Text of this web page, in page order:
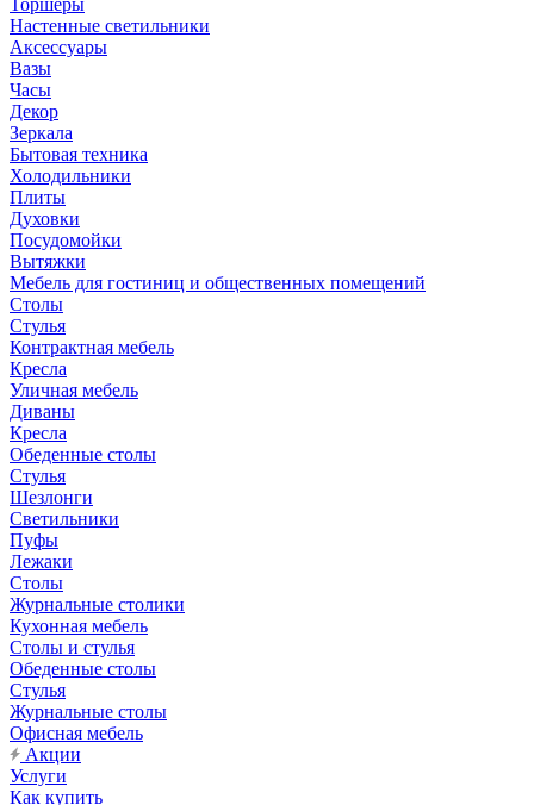
Торшеры
Настенные светильники
Аксессуары
Вазы
Часы
Декор
Зеркала
Бытовая техника
Холодильники
Плиты
Духовки
Посудомойки
Вытяжки
Мебель для гостиниц и общественных помещений
Столы
Стулья
Контрактная мебель
Кресла
Уличная мебель
Диваны
Кресла
Обеденные столы
Стулья
Шезлонги
Светильники
Пуфы
Лежаки
Столы
Журнальные столики
Кухонная мебель
Столы и стулья
Обеденные столы
Стулья
Журнальные столы
Офисная мебель
Акции
Услуги
Как купить